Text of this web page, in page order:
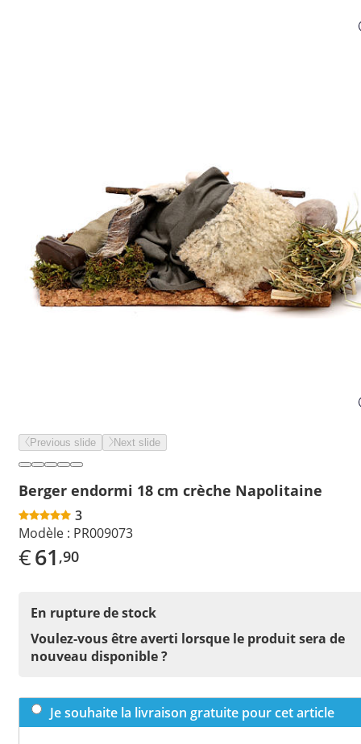
Previous slide Next slide
Berger endormi 18 cm crèche Napolitaine
3
Modèle : PR009073
€61 ,90
En rupture de stock
Voulez-vous être averti lorsque le produit sera de
nouveau disponible ?
Je souhaite la livraison gratuite pour cet article